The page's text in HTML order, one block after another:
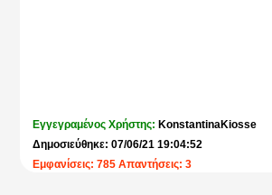
Εγγεγραμένος Χρήστης: KonstantinaKiosse
Δημοσιεύθηκε: 07/06/21 19:04:52
Εμφανίσεις: 785 Απαντήσεις: 3